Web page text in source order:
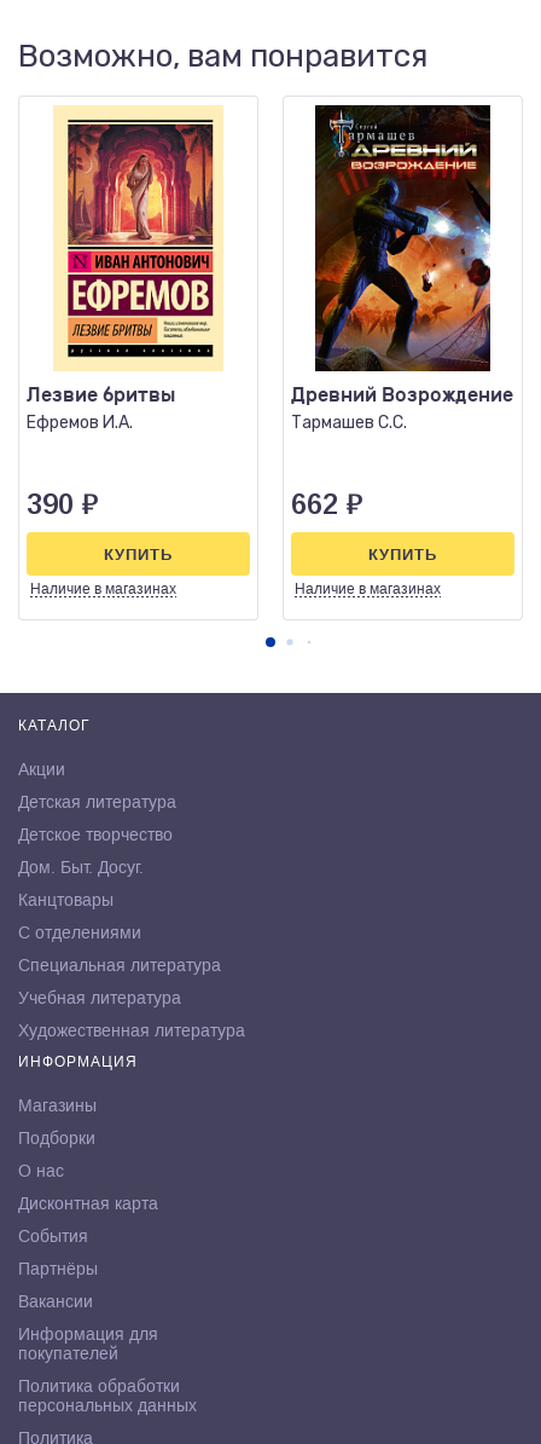
Возможно, вам понравится
Лезвие бритвы
Ефремов И.А.
390 ₽
Наличие в магазинах
КУПИТЬ
Древний Возрождение
Тармашев С.С.
662 ₽
Наличие в магазинах
КУПИТЬ
КАТАЛОГ
Акции
Детская литература
Детское творчество
Дом. Быт. Досуг.
Канцтовары
С отделениями
Специальная литература
Учебная литература
Художественная литература
ИНФОРМАЦИЯ
Магазины
Подборки
О нас
Дисконтная карта
События
Партнёры
Вакансии
Информация для
покупателей
Политика обработки
персональных данных
Политика